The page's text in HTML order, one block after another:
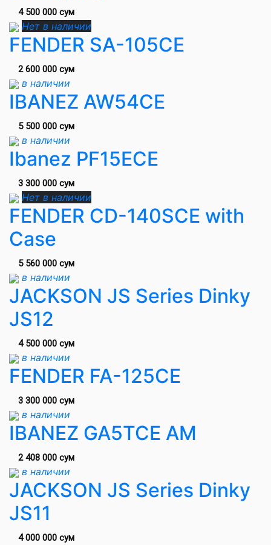
4 500 000 сум
Нет в наличии
FENDER SA-105CE
2 600 000 сум
в наличии
IBANEZ AW54CE
5 500 000 сум
в наличии
Ibanez PF15ECE
3 300 000 сум
Нет в наличии
FENDER CD-140SCE with
Case
5 560 000 сум
в наличии
JACKSON JS Series Dinky
JS12
4 500 000 сум
в наличии
FENDER FA-125CE
3 300 000 сум
в наличии
IBANEZ GA5TCE AM
2 408 000 сум
в наличии
JACKSON JS Series Dinky
JS11
4 000 000 сум